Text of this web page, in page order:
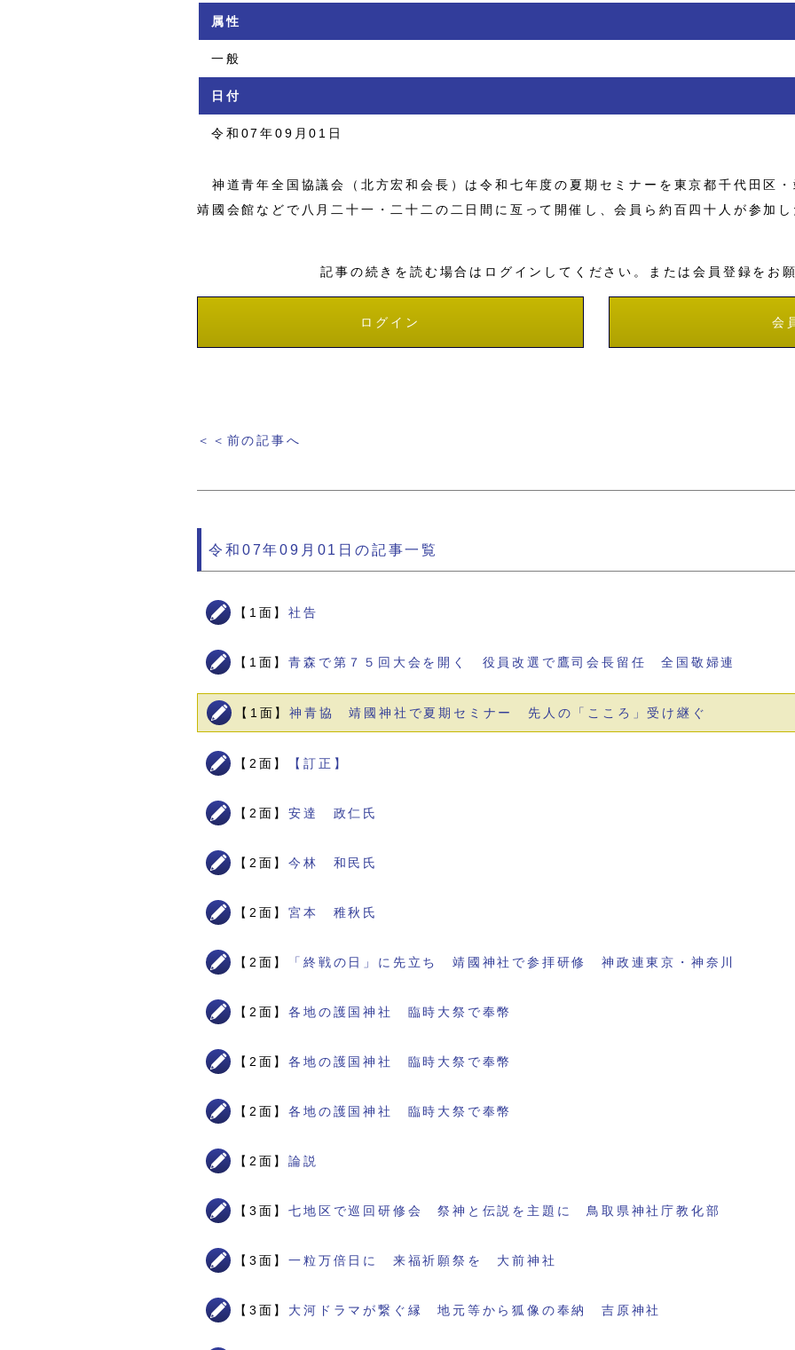
属性
一般
日付
令和07年09月01日
神道青年全国協議会（北方宏和会長）は令和七年度の夏期セミナーを東京都千代田区
靖國会館などで八月二十一・二十二の二日間に亙って開催し、会員ら約百四十人が参加
記事の続きを読む場合はログインしてください。または会員登録をお
ログイン 会
＜＜前の記事へ
令和07年09月01日の記事一覧
【1面】社告
【1面】青森で第７５回大会を開く 役員改選で鷹司会長留任 全国敬婦連
【1面】神青協 靖國神社で夏期セミナー 先人の「こころ」受け継ぐ
【2面】 【訂正】
【2面】安達 政仁氏
【2面】今林 和民氏
【2面】宮本 稚秋氏
【2面】 「終戦の日」に先立ち 靖國神社で参拝研修 神政連東京・神奈川
【2面】各地の護国神社 臨時大祭で奉幣
【2面】各地の護国神社 臨時大祭で奉幣
【2面】各地の護国神社 臨時大祭で奉幣
【2面】論説
【3面】七地区で巡回研修会 祭神と伝説を主題に 鳥取県神社庁教化部
【3面】一粒万倍日に 来福祈願祭を 大前神社
【3面】 大河ドラマが繋ぐ縁 地元等から狐像の奉納 吉原神社